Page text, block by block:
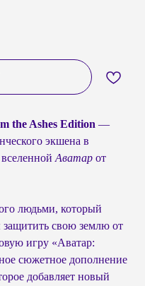
the Ashes Edition —
экшена в
Аватар от
людьми, который
защитить свою землю от
игру «Аватар:
сюжетное дополнение
добавляет новый